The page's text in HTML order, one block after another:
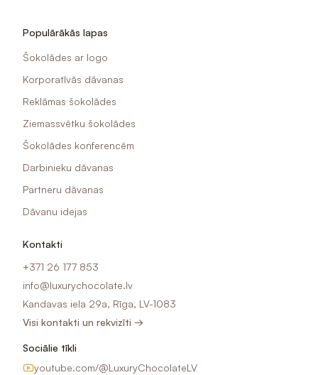
Populārākās lapas
Šokolādes ar logo
Korporatīvās dāvanas
Reklāmas šokolādes
Ziemassvētku šokolādes
Šokolādes konferencēm
Darbinieku dāvanas
Partneru dāvanas
Dāvanu idejas
Kontakti
+371 26 177 853
info@luxurychocolate.lv
Kandavas iela 29a, Rīga, LV-1083
Visi kontakti un rekvizīti →
Sociālie tīkli
youtube.com/@LuxuryChocolateLV